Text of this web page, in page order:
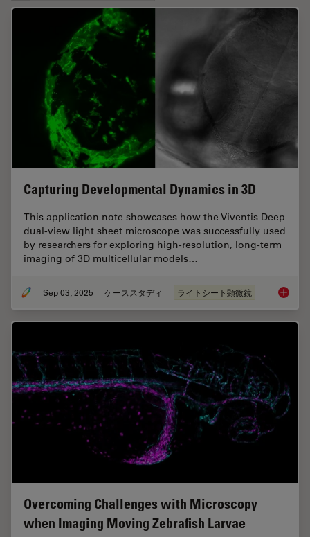
Capturing Developmental Dynamics in 3D
This application note showcases how the Viventis Deep
dual-view light sheet microscope was successfully used
by researchers for exploring high-resolution, long-term
imaging of 3D multicellular models…
Sep 03, 2025 ケーススタディ ライトシート顕微鏡
Overcoming Challenges with Microscopy
when Imaging Moving Zebrafish Larvae